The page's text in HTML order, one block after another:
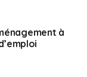
de
à